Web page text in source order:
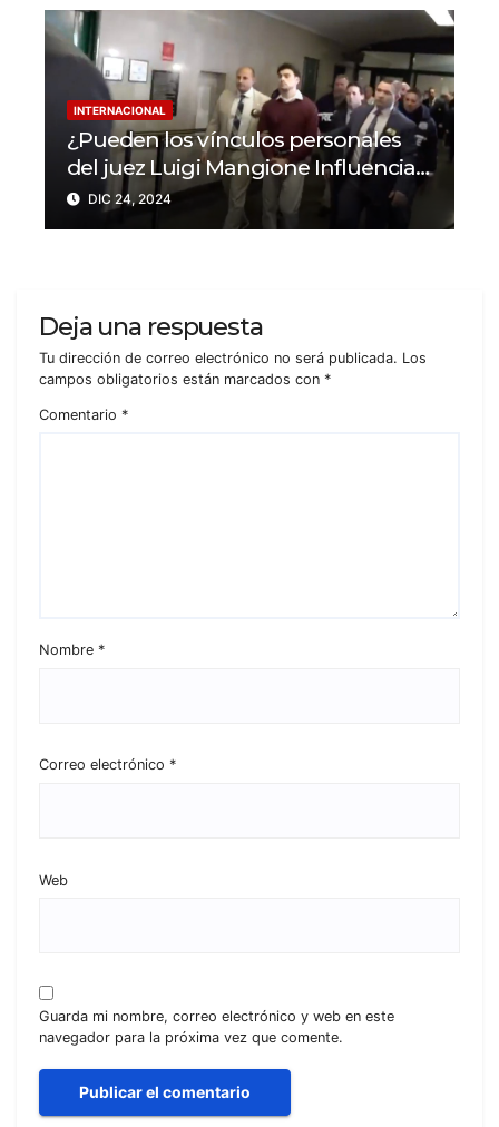
INTERNACIONAL
¿Pueden los vínculos personales
del juez Luigi Mangione Influenciar
el caso del CEO de
UnitedHealthcare?
DIC 24, 2024
Deja una respuesta
Tu dirección de correo electrónico no será publicada. Los
campos obligatorios están marcados con *
Comentario *
Nombre *
Correo electrónico *
Web
Guarda mi nombre, correo electrónico y web en este
navegador para la próxima vez que comente.